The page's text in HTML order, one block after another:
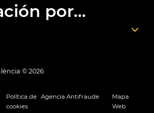
por...
© 2026
Política de
cookies
Agencia Antifraude
Mapa
Web